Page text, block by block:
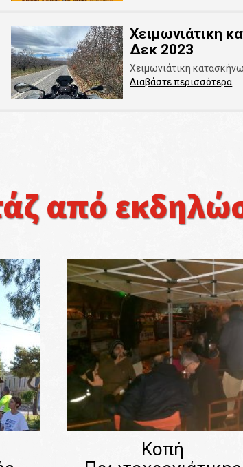
Χειμωνιάτικη
Δεκ 2023
Χειμωνιάτικη
Διαβάστε περισσότερα
από
Κοπή